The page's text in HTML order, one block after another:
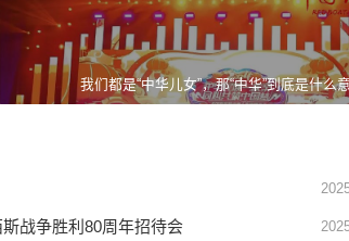
我们都是“中华儿女”，那“中华”到底是什么
战争胜利80周年招待会